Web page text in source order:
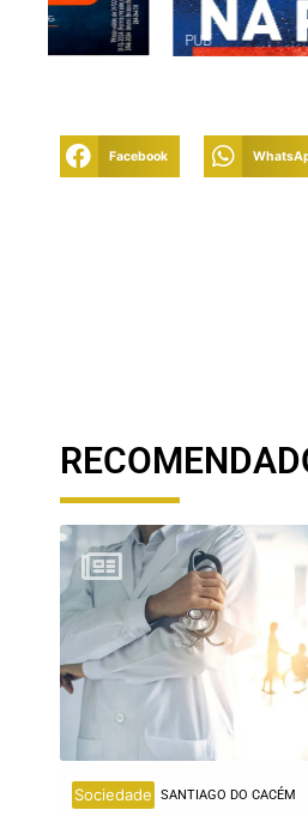
Facebook
Sociedade SANTIAGO DO CACÉM